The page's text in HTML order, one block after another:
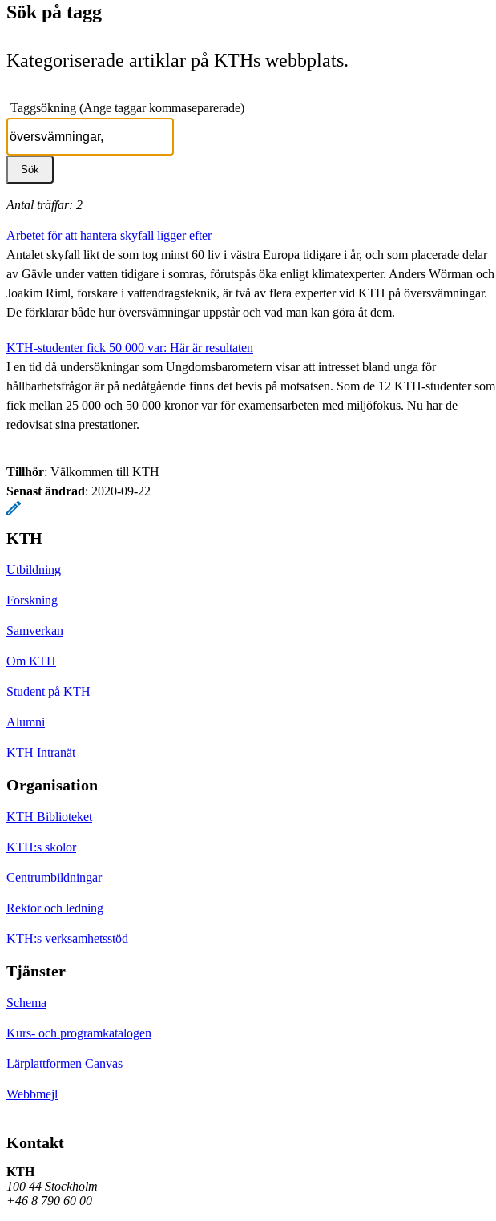
Sök på tagg
Kategoriserade artiklar på KTHs webbplats.
Taggsökning (Ange taggar kommaseparerade)
Antal träffar: 2
Arbetet för att hantera skyfall ligger efter
Antalet skyfall likt de som tog minst 60 liv i västra Europa tidigare i år, och som placerade delar
av Gävle under vatten tidigare i somras, förutspås öka enligt klimatexperter. Anders Wörman och
Joakim Riml, forskare i vattendragsteknik, är två av flera experter vid KTH på översvämningar.
De förklarar både hur översvämningar uppstår och vad man kan göra åt dem.
KTH-studenter fick 50 000 var: Här är resultaten
I en tid då undersökningar som Ungdomsbarometern visar att intresset bland unga för
hållbarhetsfrågor är på nedåtgående finns det bevis på motsatsen. Som de 12 KTH-studenter som
fick mellan 25 000 och 50 000 kronor var för examensarbeten med miljöfokus. Nu har de
redovisat sina prestationer.
Tillhör: Välkommen till KTH
Senast ändrad: 2020-09-22
KTH
Utbildning
Forskning
Samverkan
Om KTH
Student på KTH
Alumni
KTH Intranät
Organisation
KTH Biblioteket
KTH:s skolor
Centrumbildningar
Rektor och ledning
KTH:s verksamhetsstöd
Tjänster
Schema
Kurs- och programkatalogen
Lärplattformen Canvas
Webbmejl
Kontakt
KTH
100 44 Stockholm
+46 8 790 60 00